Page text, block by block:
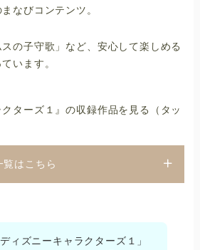
なびコンテンツ。
の子守歌」など、安心して楽しめる
います。
ターズ１』の収録作品を見る（タッ
覧はこちら
ィズニーキャラクターズ１」